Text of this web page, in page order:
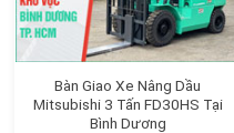
Bàn Giao Xe Nâng Dầu
Mitsubishi 3 Tấn FD30HS Tại
Bình Dương